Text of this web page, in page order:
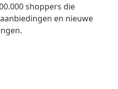
shoppers die
en nieuwe